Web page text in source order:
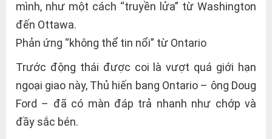
mình, như một cách “truyền lửa” từ Washington
đến Ottawa.
Phản ứng “không thể tin nổi” từ Ontario
Trước động thái được coi là vượt quá giới hạn
ngoại giao này, Thủ hiến bang Ontario – ông Doug
Ford – đã có màn đáp trả nhanh như chớp và
đầy sắc bén.